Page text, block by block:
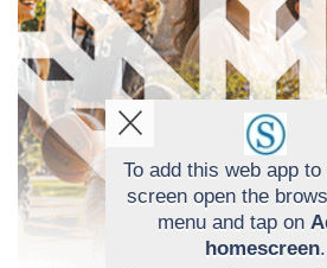
Aviso sobre el Uso
Utilizamos cookies
funcionamiento del
To add this web app to
screen open the
menu and tap on
homescreen.